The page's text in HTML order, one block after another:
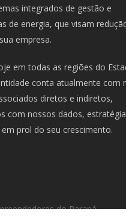
integrados de gestão e
de energia, que visam
empresa.
em todas as regiões do
conta atualmente com
diretos e indiretos,
com nossos dados,
prol do seu crescimento.
do Paraná.